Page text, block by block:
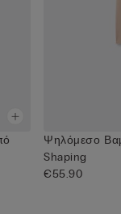
Ψηλόμεσο
Shaping
€55.90